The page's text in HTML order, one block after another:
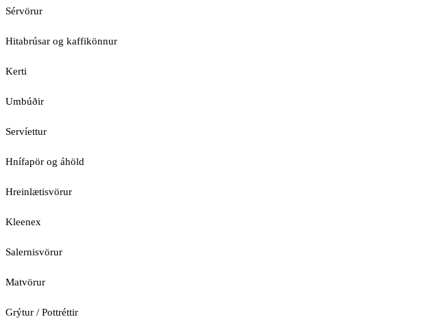
Sérvörur
Hitabrúsar og kaffikönnur
Kerti
Umbúðir
Servíettur
Hnífapör og áhöld
Hreinlætisvörur
Kleenex
Salernisvörur
Matvörur
Grýtur / Pottréttir